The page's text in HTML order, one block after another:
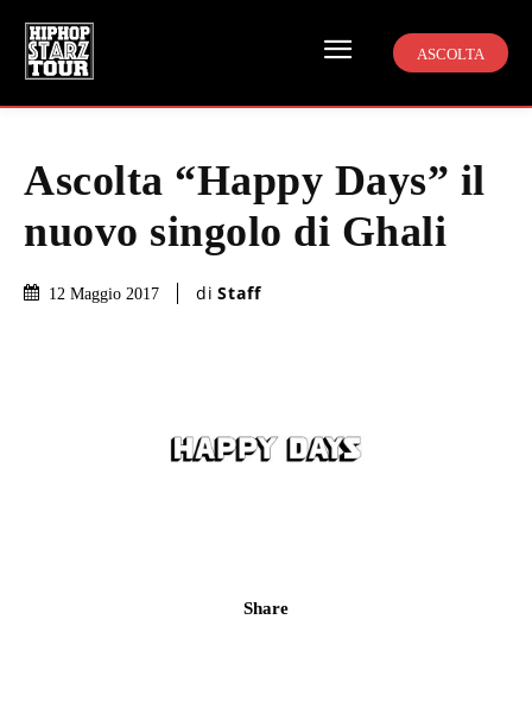
ASCOLTA
Ascolta “Happy Days” il
nuovo singolo di Ghali
12 Maggio 2017 di Staff
Share